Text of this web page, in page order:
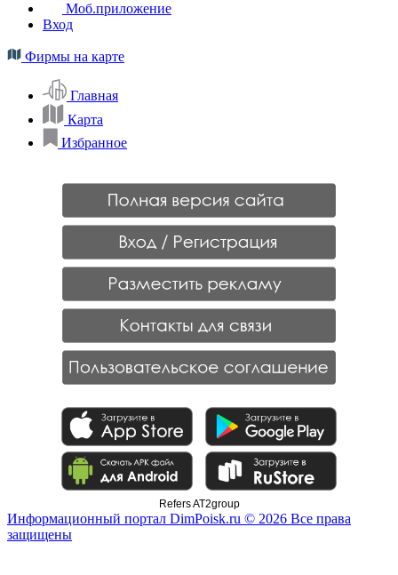
Моб.приложение
Вход
Фирмы на карте
Главная
Карта
Избранное
Refers AT2group
Информационный портал DimPoisk.ru © 2026 Все права
защищены